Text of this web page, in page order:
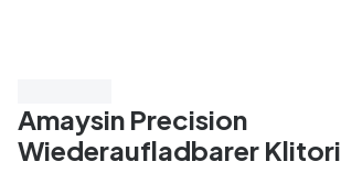
Amaysin Precision
Wiederaufladbarer